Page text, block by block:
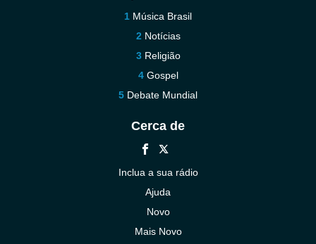
Música Brasil
Notícias
Religião
Gospel
Debate Mundial
Cerca de
Inclua a sua rádio
Ajuda
Novo
Mais Novo